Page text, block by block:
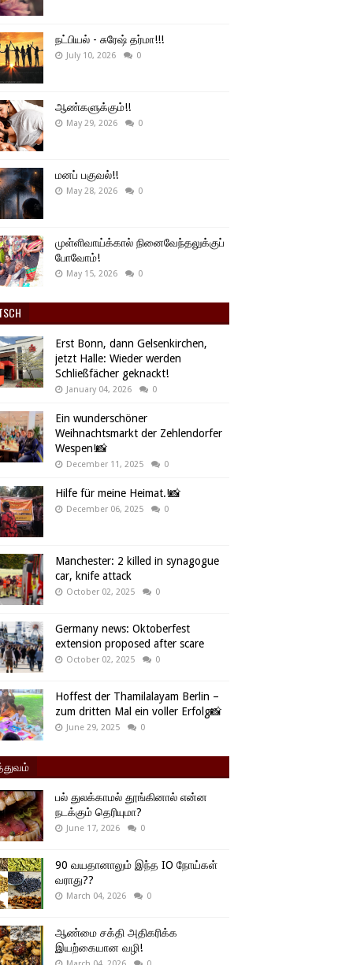
நட்பியல் - சுரேஷ் தர்மா!!!
July 10, 2026 0
ஆண்களுக்கும்!!
May 29, 2026 0
மனப் பகுவல்!!
May 28, 2026 0
முள்ளிவாய்க்கால் நினைவேந்தலுக்குப்
போவோம்!
May 15, 2026 0
Erst Bonn, dann Gelsenkirchen,
jetzt Halle: Wieder werden
Schließfächer geknackt!
January 04, 2026 0
Ein wunderschöner
Weihnachtsmarkt der Zehlendorfer
Wespen!📸
December 11, 2025 0
Hilfe für meine Heimat.!📸
December 06, 2025 0
Manchester: 2 killed in synagogue
car, knife attack
October 02, 2025 0
Germany news: Oktoberfest
extension proposed after scare
October 02, 2025 0
Hoffest der Thamilalayam Berlin –
zum dritten Mal ein voller Erfolg📸
June 29, 2025 0
பல் துலக்காமல் தூங்கினால் என்ன
நடக்கும் தெரியுமா?
June 17, 2026 0
90 வயதானாலும் இந்த IO நோய்கள்
வராது??
March 04, 2026 0
ஆண்மை சக்தி அதிகரிக்க
இயற்கையான வழி!